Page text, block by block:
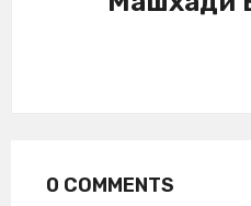
0 COMMENTS